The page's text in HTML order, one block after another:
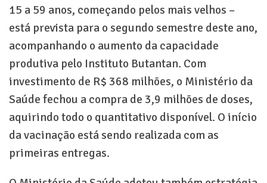
15 a 59 anos, começando pelos mais velhos –
está prevista para o segundo semestre deste ano,
acompanhando o aumento da capacidade
produtiva pelo Instituto Butantan. Com
investimento de R$ 368 milhões, o Ministério da
Saúde fechou a compra de 3,9 milhões de doses,
aquirindo todo o quantitativo disponível. O início
da vacinação está sendo realizada com as
primeiras entregas.